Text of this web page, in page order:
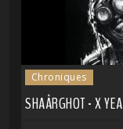
Chroniques
SHAÂRGHOT - X